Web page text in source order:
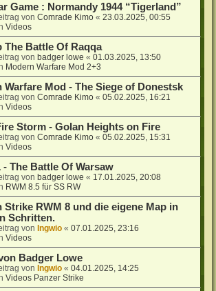
Game : Normandy 1944 “Tigerland”
vonComrade Kimo «23.03.2025, 00:55
Videos
The Battle Of Raqqa
vonbadger lowe «01.03.2025, 13:50
Modern Warfare Mod 2+3
Warfare Mod - The Siege of Donestsk
vonComrade Kimo «05.02.2025, 16:21
Videos
Storm - Golan Heights on Fire
vonComrade Kimo «05.02.2025, 15:31
Videos
- The Battle Of Warsaw
vonbadger lowe « 17.01.2025, 20:08
RWM 8.5 für SS RW
Strike RWM 8 und die eigene Map in
Schritten.
vonIngwio «07.01.2025, 23:16
Videos
Badger Lowe
vonIngwio «04.01.2025, 14:25
Videos Panzer Strike